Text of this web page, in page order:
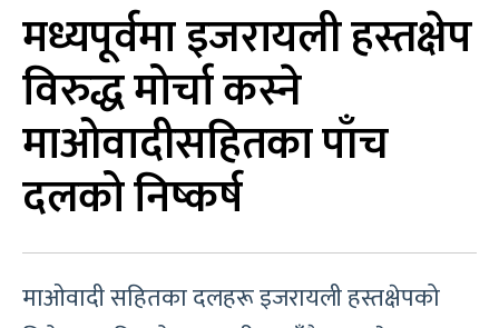
मध्यपूर्वमा इजरायली हस्तक्षेप
विरुद्ध मोर्चा कस्ने
माओवादीसहितका पाँच
दलको निष्कर्ष
माओवादी सहितका दलहरू इजरायली हस्तक्षेपको